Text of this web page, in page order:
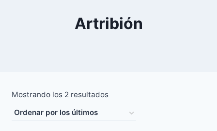
Artribión
Mostrando los 2 resultadosOrdenado
los